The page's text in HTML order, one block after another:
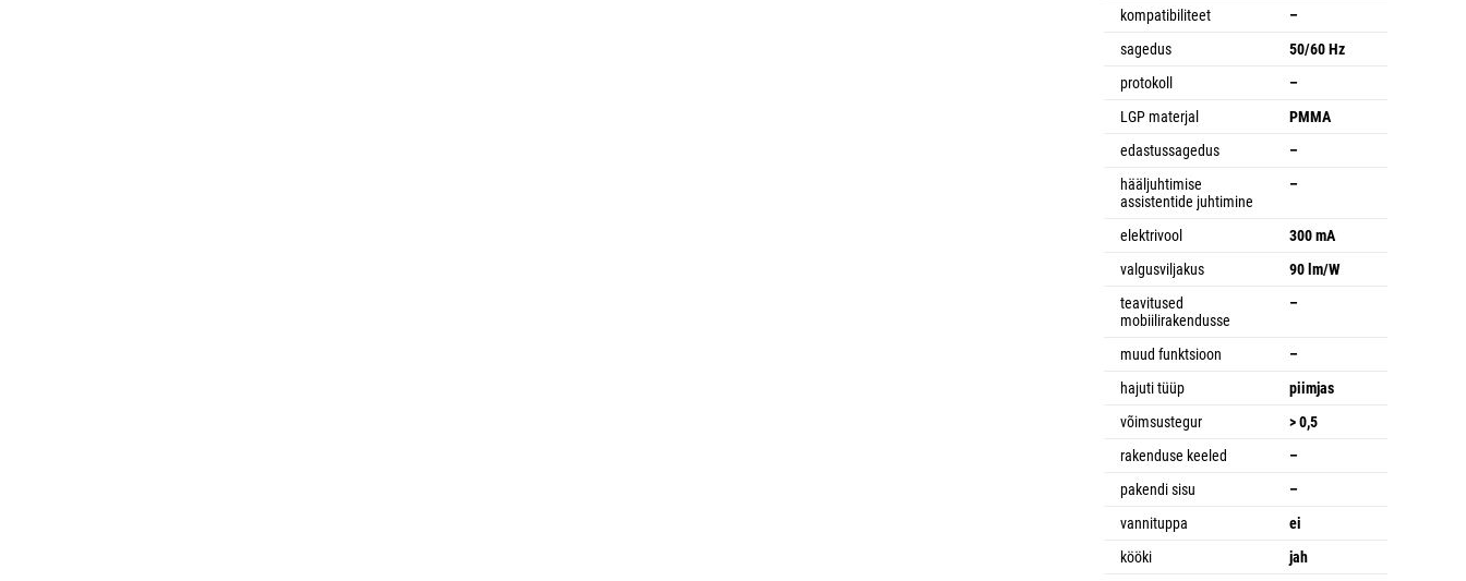
kompatibiliteet
–
sagedus
50/60 Hz
protokoll
–
LGP materjal
PMMA
edastussagedus
–
hääljuhtimise
assistentide juhtimine
–
elektrivool
300 mA
valgusviljakus
90 lm/W
teavitused
mobiilirakendusse
–
muud funktsioon
–
hajuti tüüp
piimjas
võimsustegur
> 0,5
rakenduse keeled
–
pakendi sisu
–
vannituppa
ei
kööki
jah